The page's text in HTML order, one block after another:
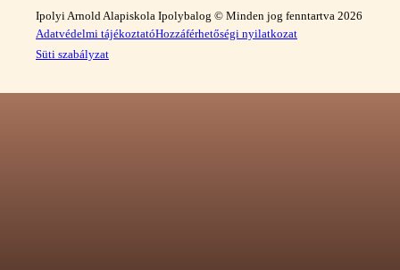
Ipolyi Arnold Alapiskola Ipolybalog © Minden jog fenntartva 2026
Adatvédelmi tájékoztatóHozzáférhetőségi nyilatkozat
Süti szabályzat